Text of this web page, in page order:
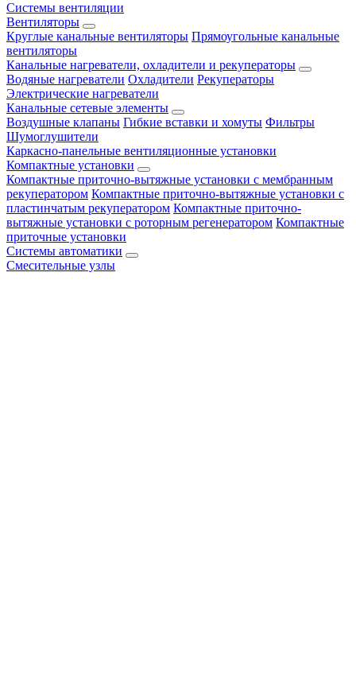
Системы вентиляции
Вентиляторы
Круглые канальные вентиляторы Прямоугольные канальные
вентиляторы
Канальные нагреватели, охладители и рекуператоры
Водяные нагреватели Охладители Рекуператоры
Электрические нагреватели
Канальные сетевые элементы
Воздушные клапаны Гибкие вставки и хомуты Фильтры
Шумоглушители
Каркасно-панельные вентиляционные установки
Компактные установки
Компактные приточно-вытяжные установки с мембранным
рекуператором Компактные приточно-вытяжные установки с
пластинчатым рекуператором Компактные приточно-
вытяжные установки с роторным регенератором Компактные
приточные установки
Системы автоматики
Смесительные узлы